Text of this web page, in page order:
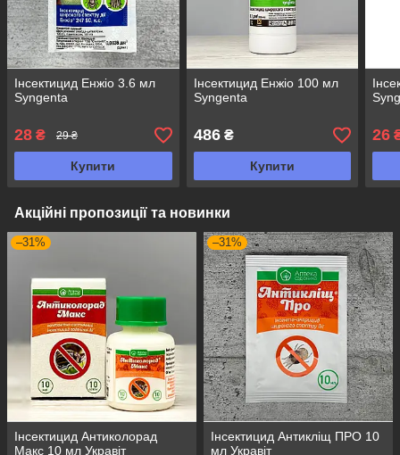
Інсектицид Енжіо 3.6 мл
Syngenta
28 ₴ 29 ₴
Купити
Інсектицид Енжіо 100 мл
Syngenta
486₴
Купити
26
Акційні пропозиції та новинки
–31%
Інсектицид Антиколорад
Макс 10 мл Укравіт
–31%
Інсектицид Антикліщ ПРО 10
мл Укравіт